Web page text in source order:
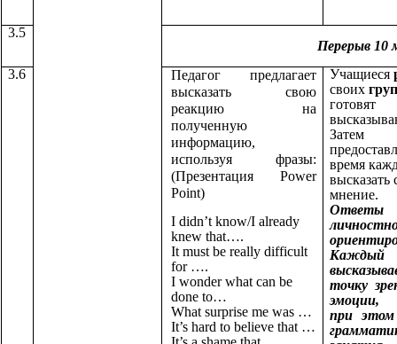
3.5
Перерыв 10
3.6
Педагог предлагает
высказать свою
реакцию на
полученную
информацию,
используя фразы:
(Презентация Power
Point)
I didn’t know/I already
knew that….
It must be really difficult
for ….
I wonder what can be
done to…
What surprise me was …
It’s hard to believe that …
Учащиеся
своих
готовят
Затем
время
высказать
мнение.
Ответы
Каждый
точку
эмоции,
при этом